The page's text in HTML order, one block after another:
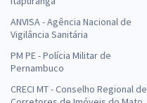
ANVISA - Agência Nacional de
Vigilância Sanitária
PM PE - Polícia Militar de
Pernambuco
CRECI MT - Conselho Regional de